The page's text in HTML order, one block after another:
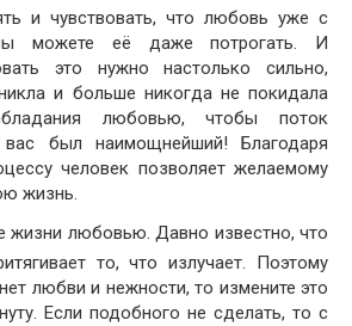
и чувствовать, что любовь уже с
можете её даже потрогать. И
это нужно настолько сильно,
и больше никогда не покидала
любовью, чтобы поток
вас был наимощнейший! Благодаря
человек позволяет желаемому
жизнь.
жизни любовью. Давно известно, что
то, что излучает. Поэтому
любви и нежности, то измените это
Если подобного не сделать, то с